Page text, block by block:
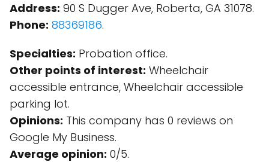
Address: 90 S Dugger Ave, Roberta, GA 31078.
Phone: 88369186.
Specialties: Probation office.
Other points of interest: Wheelchair
accessible entrance, Wheelchair accessible
parking lot.
Opinions: This company has 0 reviews on
Google My Business.
Average opinion: 0/5.